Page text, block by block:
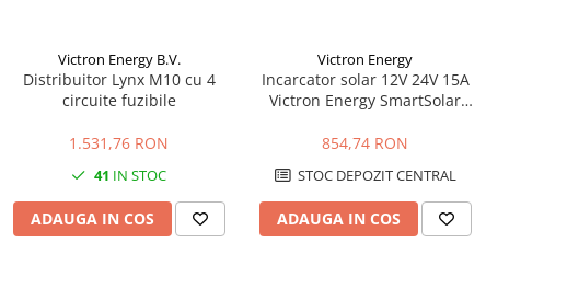
Victron Energy B.V.
Distribuitor Lynx M10 cu 4
circuite fuzibile
1.531,76 RON
41 IN STOC
ADAUGA IN COS
Victron Energy
Incarcator solar 12V 24V 15A
Victron Energy SmartSolar
854,74 RON
STOC DEPOZIT CENTRAL
ADAUGA IN COS